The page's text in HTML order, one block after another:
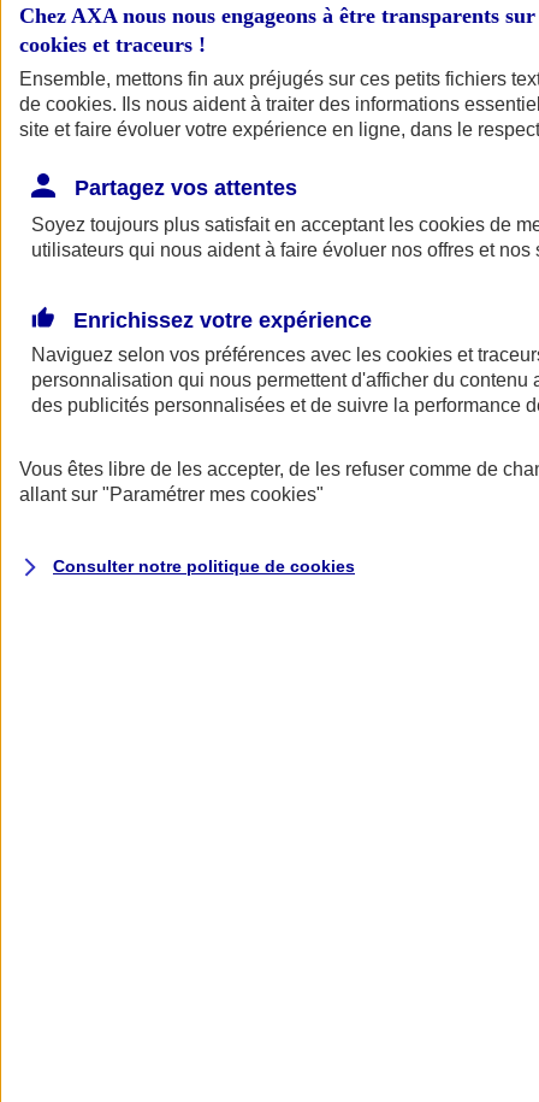
AXA Assurance
Chez AXA nous nous engageons à être transparents
cookies et traceurs !
Ensemble, mettons fin aux préjugés sur ces petits fichiers
de cookies. Ils nous aident à traiter des informations
site et faire évoluer votre expérience en ligne, dans le
Partagez vos attentes
Soyez toujours plus satisfait en acceptant les cookies de
utilisateurs qui nous aident à faire évoluer nos offres et nos
Enrichissez votre expérience
Naviguez selon vos préférences avec les cookies et
personnalisation qui nous permettent d'afficher du contenu
des publicités personnalisées et de suivre la performance
Vous êtes libre de les accepter, de les refuser comme de
allant sur "Paramétrer mes cookies"
Consulter notre politique de cookies